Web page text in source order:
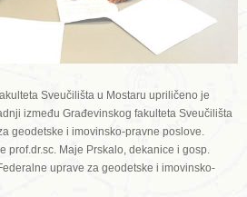
Sveučilišta u Mostaru upriličeno je
između Građevinskog fakulteta Sveučilišta
geodetske i imovinsko-pravne poslove.
prof.dr.sc. Maje Prskalo, dekanice i gosp.
uprave za geodetske i imovinsko-